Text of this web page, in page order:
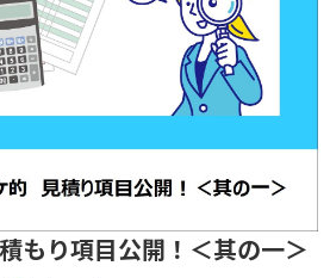
ャンペーン事例
お役立ちコラム
もり項目公開！＜其の一＞